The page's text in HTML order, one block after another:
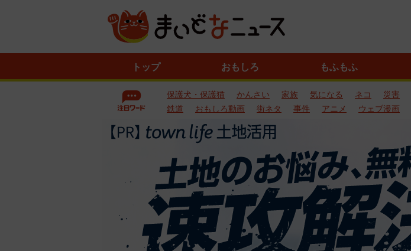
トップ おもしろ もふもふ
保護犬・保護猫 かんさい 家族 気になる ネコ 災害
鉄道
おもしろ動画 街ネタ 事件 アニメ ウェブ漫画